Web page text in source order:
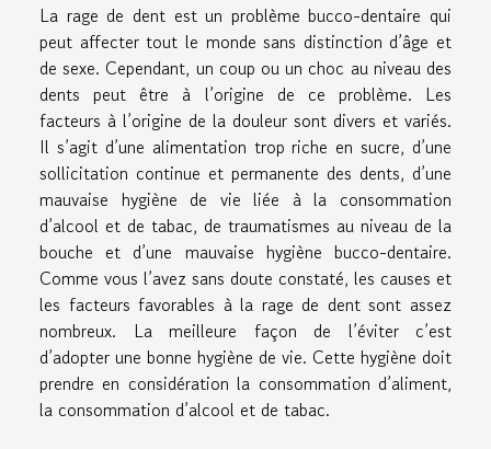
La rage de dent est un problème bucco-dentaire qui
peut affecter tout le monde sans distinction d’âge et
de sexe. Cependant, un coup ou un choc au niveau des
dents peut être à l’origine de ce problème. Les
facteurs à l’origine de la douleur sont divers et variés.
Il s’agit d’une alimentation trop riche en sucre, d’une
sollicitation continue et permanente des dents, d’une
mauvaise hygiène de vie liée à la consommation
d’alcool et de tabac, de traumatismes au niveau de la
bouche et d’une mauvaise hygiène bucco-dentaire.
Comme vous l’avez sans doute constaté, les causes et
les facteurs favorables à la rage de dent sont assez
nombreux. La meilleure façon de l’éviter c’est
d’adopter une bonne hygiène de vie. Cette hygiène doit
prendre en considération la consommation d’aliment,
la consommation d’alcool et de tabac.